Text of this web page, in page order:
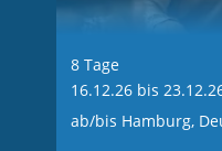
8 Tage
16.12.26 bis
ab/bis Hamburg,